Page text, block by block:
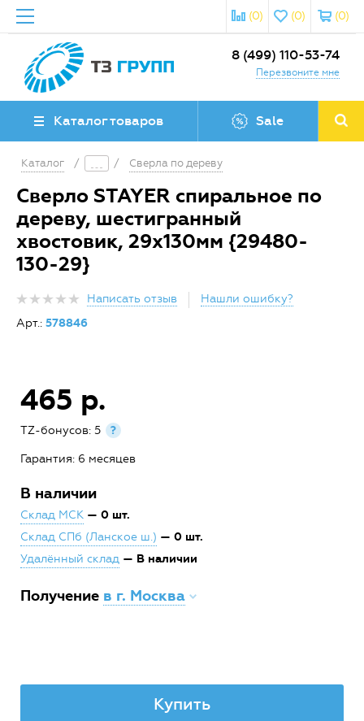
(0)
(0)
(0)
8 (499) 110-53-74
Перезвоните мне
Каталог товаров Sale
Каталог / / Сверла по дереву
Сверло STAYER спиральное по
дереву, шестигранный
хвостовик, 29x130мм {29480-
130-29}
Написать отзыв
Нашли ошибку?
Арт.: 578846
465 р.
TZ-бонусов: 5 ?
Гарантия: 6 месяцев
В наличии
Склад МСК — 0 шт.
Склад СПб (Ланское ш.) — 0 шт.
Удалённый склад — В наличии
Получение в г. Москва
Купить